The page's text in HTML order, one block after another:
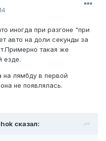
иногда при разгоне "при
авто на доли секунды за
такая же
езде.
на лямбду в первой
не появлялась.
сказал: